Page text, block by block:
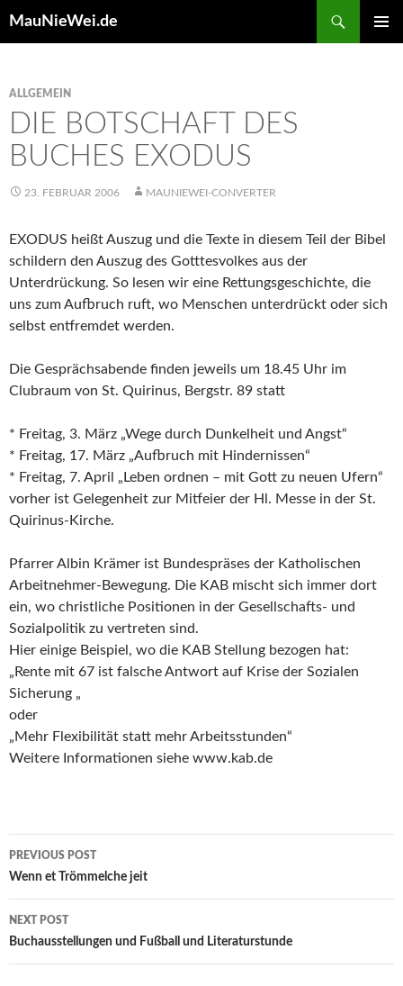
MauNieWei.de
ALLGEMEIN
DIE BOTSCHAFT DES
BUCHES EXODUS
23. FEBRUAR 2006 MAUNIEWEI-CONVERTER
EXODUS heißt Auszug und die Texte in diesem Teil der Bibel
schildern den Auszug des Gotttesvolkes aus der
Unterdrückung. So lesen wir eine Rettungsgeschichte, die
uns zum Aufbruch ruft, wo Menschen unterdrückt oder sich
selbst entfremdet werden.
Die Gesprächsabende finden jeweils um 18.45 Uhr im
Clubraum von St. Quirinus, Bergstr. 89 statt
* Freitag, 3. März „Wege durch Dunkelheit und Angst“
* Freitag, 17. März „Aufbruch mit Hindernissen“
* Freitag, 7. April „Leben ordnen – mit Gott zu neuen Ufern“
vorher ist Gelegenheit zur Mitfeier der Hl. Messe in der St.
Quirinus-Kirche.
Pfarrer Albin Krämer ist Bundespräses der Katholischen
Arbeitnehmer-Bewegung. Die KAB mischt sich immer dort
ein, wo christliche Positionen in der Gesellschafts- und
Sozialpolitik zu vertreten sind.
Hier einige Beispiel, wo die KAB Stellung bezogen hat:
„Rente mit 67 ist falsche Antwort auf Krise der Sozialen
Sicherung „
oder
„Mehr Flexibilität statt mehr Arbeitsstunden“
Weitere Informationen siehe www.kab.de
Post
navigation
PREVIOUS POST
Wenn et Trömmelche jeit
NEXT POST
Buchausstellungen und Fußball und Literaturstunde